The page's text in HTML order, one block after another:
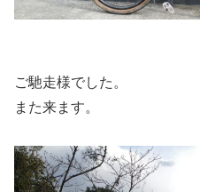
ご馳走様でした。
また来ます。